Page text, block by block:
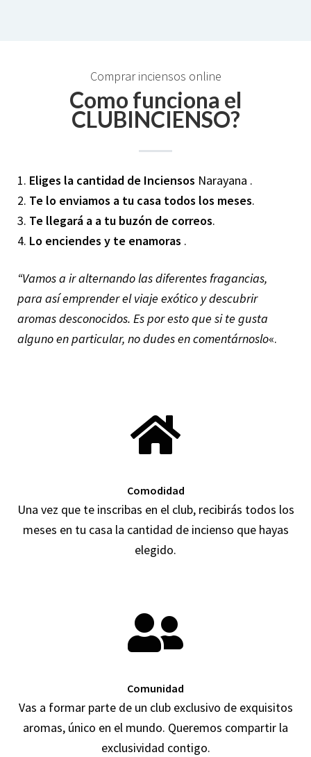
Comprar inciensos online
Como funciona el
CLUBINCIENSO?
1. Eliges la cantidad de Inciensos Narayana .
2. Te lo enviamos a tu casa todos los meses.
3. Te llegará a a tu buzón de correos.
4. Lo enciendes y te enamoras .
“Vamos a ir alternando las diferentes fragancias,
para así emprender el viaje exótico y descubrir
aromas desconocidos. Es por esto que si te gusta
alguno en particular, no dudes en comentárnoslo«.
Comodidad
Una vez que te inscribas en el club, recibirás todos los
meses en tu casa la cantidad de incienso que hayas
elegido.
Comunidad
Vas a formar parte de un club exclusivo de exquisitos
aromas, único en el mundo. Queremos compartir la
exclusividad contigo.